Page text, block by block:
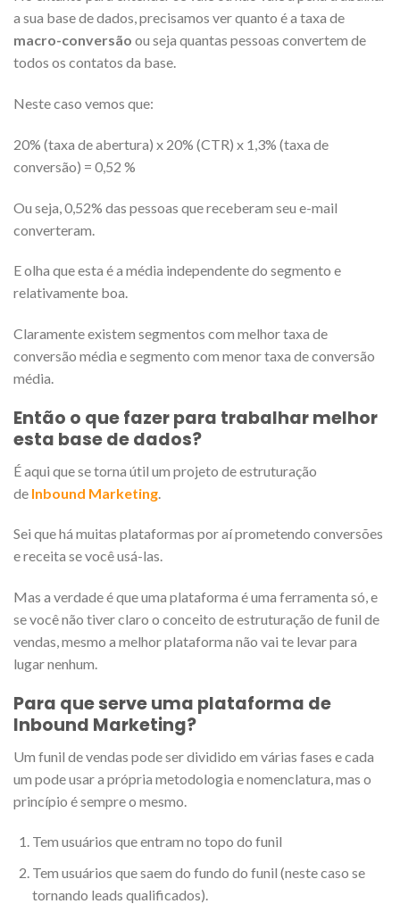
a sua base de dados, precisamos ver quanto é a taxa de
macro-conversão ou seja quantas pessoas convertem de
todos os contatos da base.
Neste caso vemos que:
20% (taxa de abertura) x 20% (CTR) x 1,3% (taxa de
conversão) = 0,52 %
Ou seja, 0,52% das pessoas que receberam seu e-mail
converteram.
E olha que esta é a média independente do segmento e
relativamente boa.
Claramente existem segmentos com melhor taxa de
conversão média e segmento com menor taxa de conversão
média.
Então o que fazer para trabalhar melhor
esta base de dados?
É aqui que se torna útil um projeto de estruturação
de Inbound Marketing
Sei que há muitas plataformas por aí prometendo conversões
e receita se você usá-las.
Mas a verdade é que uma plataforma é uma ferramenta só, e
se você não tiver claro o conceito de estruturação de funil de
vendas, mesmo a melhor plataforma não vai te levar para
lugar nenhum.
Para que serve uma plataforma de
Inbound Marketing?
Um funil de vendas pode ser dividido em várias fases e cada
um pode usar a própria metodologia e nomenclatura, mas o
princípio é sempre o mesmo.
Tem usuários que entram no topo do funil
Tem usuários que saem do fundo do funil (neste caso se
tornando leads qualificados).